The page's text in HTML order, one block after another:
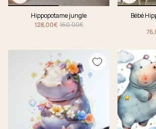
Hippopotame jungle
128,00€ 160,00€
Bébé